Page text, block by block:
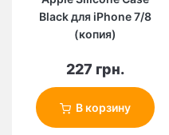
Black для iPhone 7/8
(копия)
227 грн.
В корзину